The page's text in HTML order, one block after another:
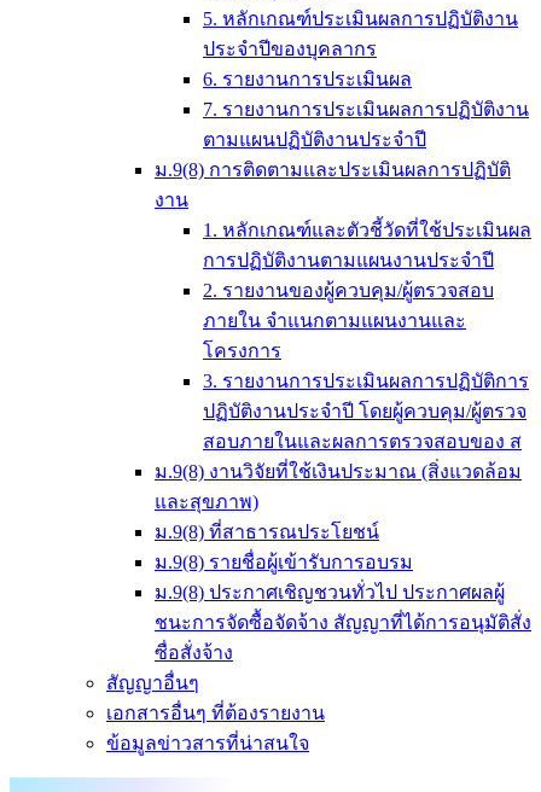
5. หลักเกณฑ์ประเมินผลการปฏิบัติงาน
ประจำปีของบุคลากร
6. รายงานการประเมินผล
7. รายงานการประเมินผลการปฏิบัติงาน
ตามแผนปฏิบัติงานประจำปี
ม.9(8) การติดตามและประเมินผลการปฏิบัติ
งาน
1. หลักเกณฑ์และตัวชี้วัดที่ใช้ประเมินผล
การปฏิบัติงานตามแผนงานประจำปี
2. รายงานของผู้ควบคุม/ผู้ตรวจสอบ
ภายใน จำแนกตามแผนงานและ
โครงการ
3. รายงานการประเมินผลการปฏิบัติการ
ปฏิบัติงานประจำปี โดยผู้ควบคุม/ผู้ตรวจ
สอบภายในและผลการตรวจสอบของ ส
ม.9(8) งานวิจัยที่ใช้เงินประมาณ (สิ่งแวดล้อม
และสุขภาพ)
ม.9(8) ที่สาธารณประโยชน์
ม.9(8) รายชื่อผู้เข้ารับการอบรม
ม.9(8) ประกาศเชิญชวนทั่วไป ประกาศผลผู้
ชนะการจัดซื้อจัดจ้าง สัญญาที่ได้การอนุมัติสั่ง
ซื่อสั่งจ้าง
สัญญาอื่นๆ
เอกสารอื่นๆ ที่ต้องรายงาน
ข้อมูลข่าวสารที่น่าสนใจ